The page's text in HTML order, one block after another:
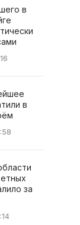
в
в
за